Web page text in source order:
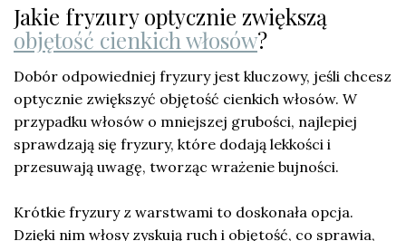
Jakie fryzury optycznie zwiększą
objętość cienkich włosów?
Dobór odpowiedniej fryzury jest kluczowy, jeśli chcesz
optycznie zwiększyć objętość cienkich włosów. W
przypadku włosów o mniejszej grubości, najlepiej
sprawdzają się fryzury, które dodają lekkości i
przesuwają uwagę, tworząc wrażenie bujności.
Krótkie fryzury z warstwami to doskonała opcja.
Dzięki nim włosy zyskują ruch i objętość, co sprawia,